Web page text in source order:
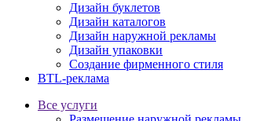
Дизайн буклетов
Дизайн каталогов
Дизайн наружной рекламы
Дизайн упаковки
Создание фирменного стиля
BTL-реклама
Все услуги